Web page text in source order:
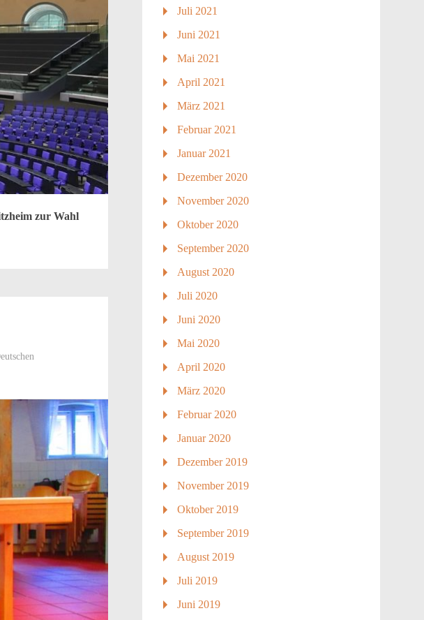
zur Wahl
Juli 2021
Juni 2021
Mai 2021
April 2021
März 2021
Februar 2021
Januar 2021
Dezember 2020
November 2020
Oktober 2020
September 2020
August 2020
Juli 2020
Juni 2020
Mai 2020
April 2020
März 2020
Februar 2020
Januar 2020
Dezember 2019
November 2019
Oktober 2019
September 2019
August 2019
Juli 2019
Juni 2019